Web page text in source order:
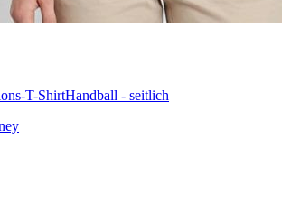
T-ShirtHandball - seitlich